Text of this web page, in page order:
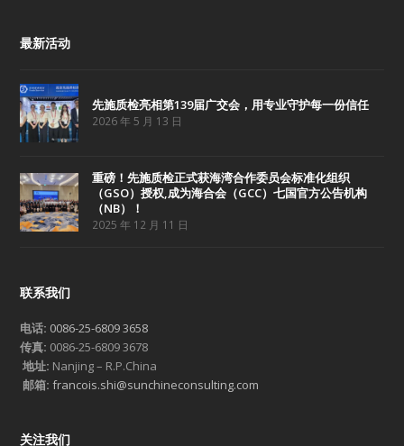
最新活动
先施质检亮相第139届广交会，用专业守护每一份信任
2026 年 5 月 13 日
重磅！先施质检正式获海湾合作委员会标准化组织
（GSO）授权,成为海合会（GCC）七国官方公告机构
（NB）！
2025 年 12 月 11 日
联系我们
电话: 0086-25-6809 3658
传真: 0086-25-6809 3678
地址: Nanjing – R.P.China
邮箱: francois.shi@sunchineconsulting.com
关注我们